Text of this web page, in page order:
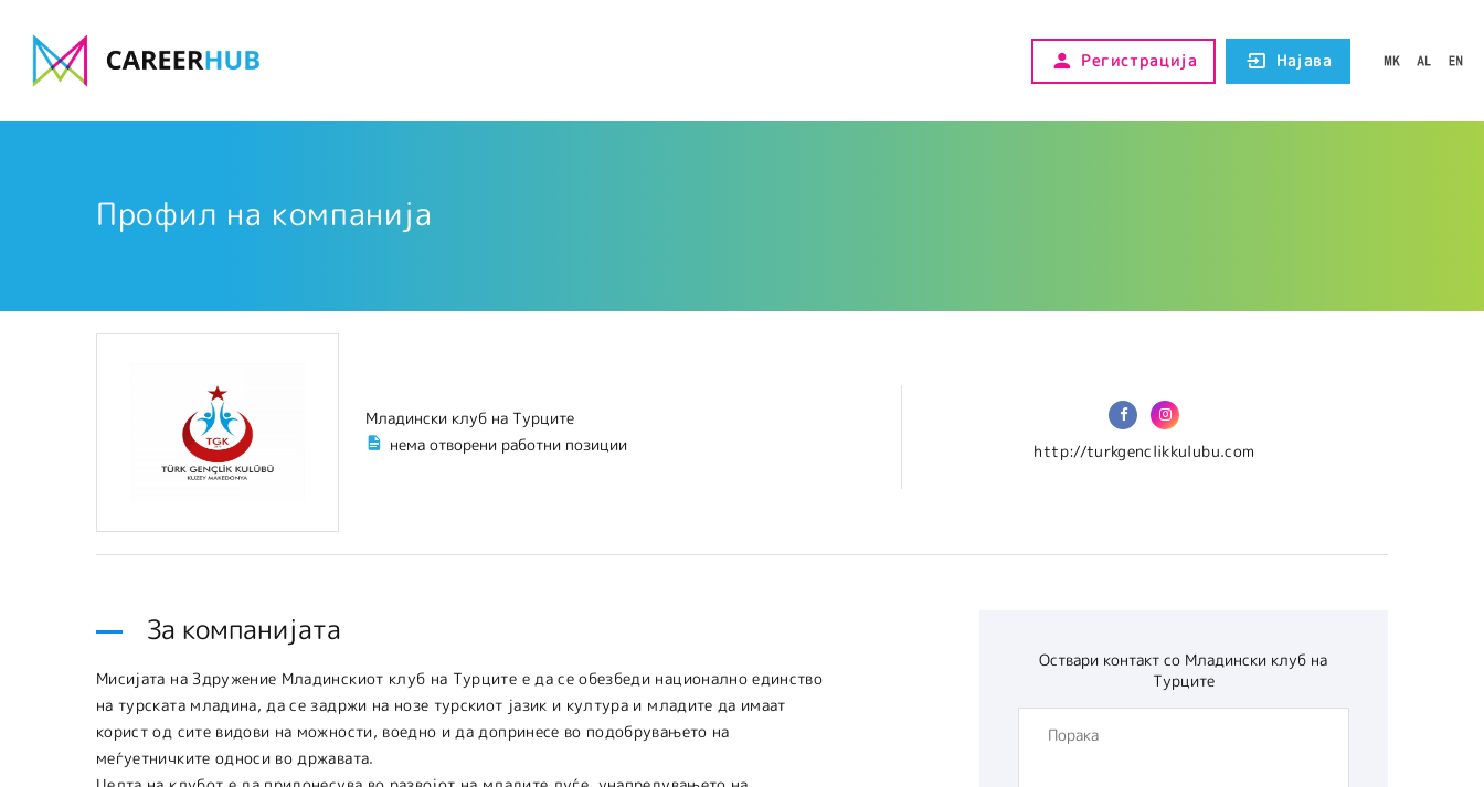
Регистрација Најава
Профил на компанија
Младински клуб на Турците
нема отворени работни позиции
http://turkgenclikkulubu.com
За компанијата
Мисијата на Здружение Младинскиот клуб на Турците е да се обезбеди национално единство
на турската младина, да се задржи на нозе турскиот јазик и култура и младите да имаат
корист од сите видови на можности, воедно и да допринесе во подобрувањето на
меѓуетничките односи во државата.
Оствари контакт со Младински клуб на
Турците